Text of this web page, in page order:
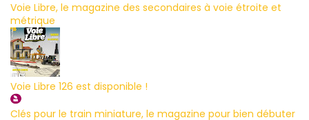
Voie Libre, le magazine des secondaires à voie étroite et
métrique
Voie Libre 126 est disponible !
Clés pour le train miniature, le magazine pour bien débuter